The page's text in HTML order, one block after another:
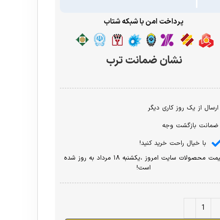
پرداخت امن با شبکه شتاب
نشان ضمانت ترب
ارسال از یک روز کاری دیگر
ضمانت بازگشت وجه
با خیال راحت خرید کنید!
قیمت محصولات سایت امروز ،یکشنبه ۱۸ مرداد به روز شده
است!